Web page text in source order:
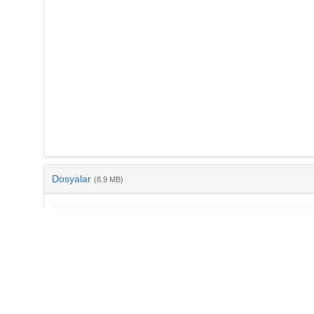
Dosyalar (8.9 MB)